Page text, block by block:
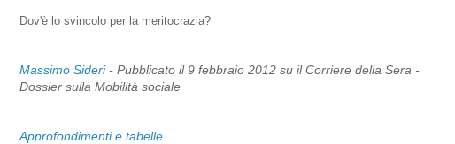
Dov'è lo svincolo per la meritocrazia?
Massimo Sideri- Pubblicato il 9 febbraio 2012 su il Corriere della Sera -
Dossier sulla Mobilità sociale
Approfondimenti e tabelle